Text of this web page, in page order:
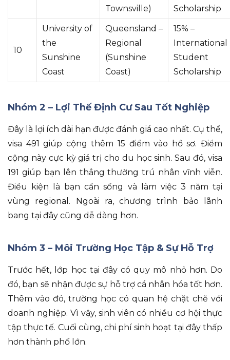
Townsville)
Scholarship
10
University of
the
Sunshine
Coast
Queensland –
Regional
(Sunshine
Coast)
15% –
International
Student
Scholarship
Nhóm 2 – Lợi Thế Định Cư Sau Tốt Nghiệp
Đây là lợi ích dài hạn được đánh giá cao nhất. Cụ thể,
visa 491 giúp cộng thêm 15 điểm vào hồ sơ.Điểm
cộng này cực kỳ giá trị cho du học sinh.Sau đó, visa
191 giúp bạn lên thẳng thường trú nhân vĩnh viễn.
Điều kiện là bạn cần sống và làm việc 3 năm tại
vùng regional . Ngoài ra, chương trình bảo lãnh
bang tại đây cũng dễ dàng hơn.
Nhóm 3 – Môi Trường Học Tập & Sự Hỗ Trợ
Trước hết, lớp học tại đây có quy mô nhỏ hơn. Do
đó, bạn sẽ nhận được sự hỗ trợ cá nhân hóa tốt hơn.
Thêm vào đó, trường học có quan hệ chặt chẽ với
doanh nghiệp. Vì vậy, sinh viên có nhiều cơ hội thực
tập thực tế. Cuối cùng, chi phí sinh hoạt tại đây thấp
hơn thành phố lớn.